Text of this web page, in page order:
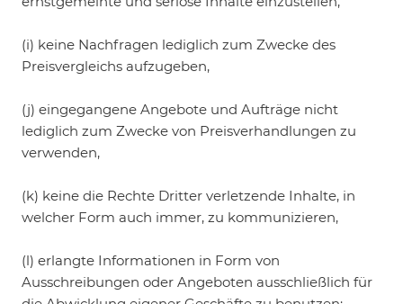
(i) keine Nachfragen lediglich zum Zwecke des
Preisvergleichs aufzugeben,
(j) eingegangene Angebote und Aufträge nicht
lediglich zum Zwecke von Preisverhandlungen zu
verwenden,
(k) keine die Rechte Dritter verletzende Inhalte, in
welcher Form auch immer, zu kommunizieren,
(l) erlangte Informationen in Form von
Ausschreibungen oder Angeboten ausschließlich für